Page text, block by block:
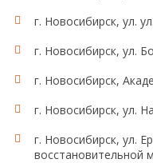
г. Новосибирск, ул.
г. Новосибирск, ул.
г. Новосибирск,
г. Новосибирск, ул.
г. Новосибирск, ул.
восстановительной